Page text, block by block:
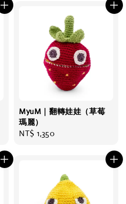
MyuM｜翻轉娃娃（草莓
瑪麗）
Regular
NT$ 1,350